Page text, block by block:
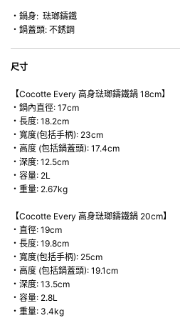
• 最適合直接上桌，既實用又有體面，是 飲
• 超卓的存熱功能。
• 琺瑯抗酸鹼，不會殘留氣味，安全衛生。
・鍋身: 琺瑯鑄鐵
・鍋蓋頭: 不銹鋼
尺寸
【Cocotte Every 高身琺瑯鑄鐵鍋 18cm】
・鍋內直徑: 17cm
・長度: 18.2cm
・寬度(包括手柄): 23cm
・高度 (包括鍋蓋頭): 17.4cm
・深度: 12.5cm
・容量: 2L
・重量: 2.67kg
【Cocotte Every 高身琺瑯鑄鐵鍋 20cm】
・直徑: 19cm
・長度: 19.8cm
・寬度(包括手柄): 25cm
・高度 (包括鍋蓋頭): 19.1cm
・深度: 13.5cm
・容量: 2.8L
・重量: 3.4kg